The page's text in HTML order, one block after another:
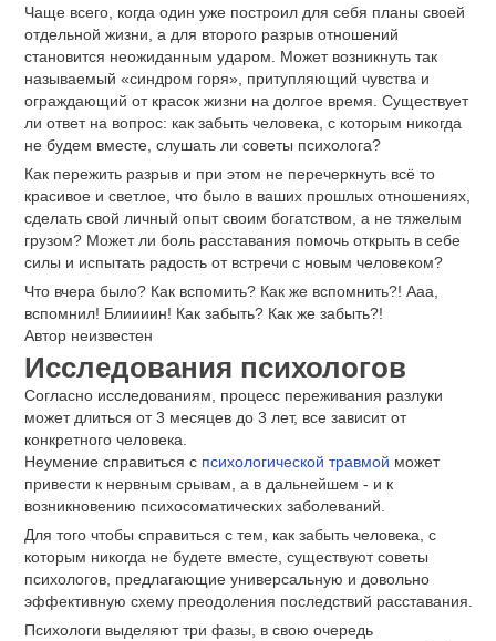
Чаще всего, когда один уже построил для себя планы своей
отдельной жизни, а для второго разрыв отношений
становится неожиданным ударом. Может возникнуть так
называемый «синдром горя», притупляющий чувства и
ограждающий от красок жизни на долгое время. Существует
ли ответ на вопрос: как забыть человека, с которым никогда
не будем вместе, слушать ли советы психолога?
Как пережить разрыв и при этом не перечеркнуть всё то
красивое и светлое, что было в ваших прошлых отношениях,
сделать свой личный опыт своим богатством, а не тяжелым
грузом? Может ли боль расставания помочь открыть в себе
силы и испытать радость от встречи с новым человеком?
Что вчера было? Как вспомить? Как же вспомнить?! Ааа,
вспомнил! Блиииин! Как забыть? Как же забыть?!
Автор неизвестен
Исследования психологов
Согласно исследованиям, процесс переживания разлуки
может длиться от 3 месяцев до 3 лет, все зависит от
конкретного человека.
Неумение справиться с психологической травмой может
привести к нервным срывам, а в дальнейшем - и к
возникновению психосоматических заболеваний.
Для того чтобы справиться с тем, как забыть человека, с
которым никогда не будете вместе, существуют советы
психологов, предлагающие универсальную и довольно
эффективную схему преодоления последствий расставания.
Психологи выделяют три фазы, в свою очередь